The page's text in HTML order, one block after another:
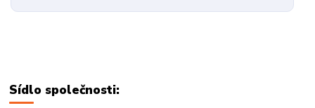
Sídlo společnosti: